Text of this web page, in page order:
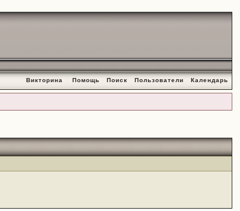
Викторина Помощь Поиск Пользователи Календарь